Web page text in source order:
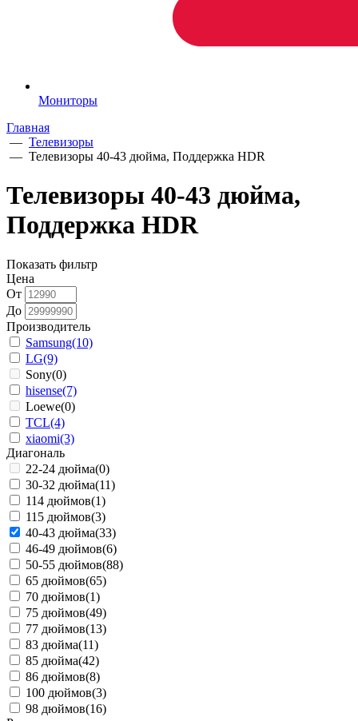
Мониторы
Главная
— Телевизоры
— Телевизоры 40-43 дюйма, Поддержка HDR
Телевизоры 40-43 дюйма,
Поддержка HDR
Показать фильтр
Цена
От
До
Производитель
Samsung(10)
LG(9)
Sony(0)
hisense(7)
Loewe(0)
TCL(4)
xiaomi(3)
Диагональ
22-24 дюйма(0)
30-32 дюйма(11)
114 дюймов(1)
115 дюймов(3)
40-43 дюйма(33)
46-49 дюймов(6)
50-55 дюймов(88)
65 дюймов(65)
70 дюймов(1)
75 дюймов(49)
77 дюймов(13)
83 дюйма(11)
85 дюйма(42)
86 дюймов(8)
100 дюймов(3)
98 дюймов(16)